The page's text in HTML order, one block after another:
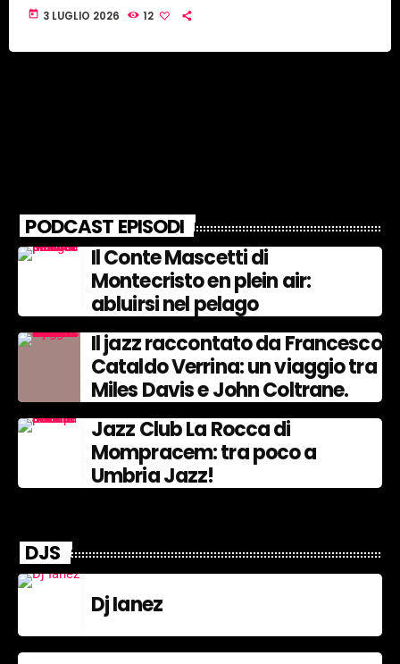
today 3 LUGLIO 2026 12
PODCAST EPISODI
Il Conte Mascetti di
Montecristo en plein air:
abluirsi nel pelago
Il jazz raccontato da Francesco
Cataldo Verrina: un viaggio tra
Miles Davis e John Coltrane.
Jazz Club La Rocca di
Mompracem: tra poco a
Umbria Jazz!
DJS
Dj Ianez